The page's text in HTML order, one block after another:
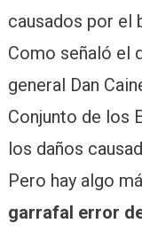
causados ​​por el
Como señaló el
general Dan
Conjunto de los
los daños
Pero hay algo
garrafal error